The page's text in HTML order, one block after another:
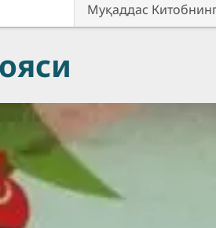
Муқаддас